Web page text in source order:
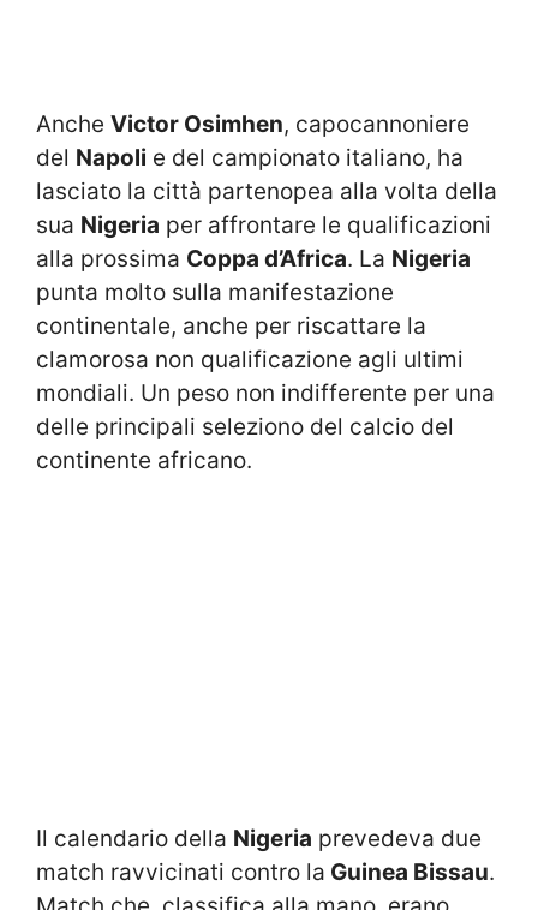
Anche Victor Osimhen, capocannoniere
del Napoli e del campionato italiano, ha
lasciato la città partenopea alla volta della
sua Nigeria per affrontare le qualificazioni
alla prossima Coppa d’Africa. La Nigeria
punta molto sulla manifestazione
continentale, anche per riscattare la
clamorosa non qualificazione agli ultimi
mondiali. Un peso non indifferente per una
delle principali seleziono del calcio del
continente africano.
Il calendario della Nigeria prevedeva due
match ravvicinati contro la Guinea Bissau.